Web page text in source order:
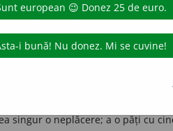
combustibil; a da foc unui
= a se
singur o neplăcere; a o păți cu